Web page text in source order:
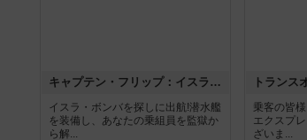
キャプテン・フリップ：イスラ・ボンバ
イスラ・ボンバを探しに出航!潜水艦
を装備し、あなたの乗組員を監獄か
ら解...
乗客の皆
エクスプ
ざいま...